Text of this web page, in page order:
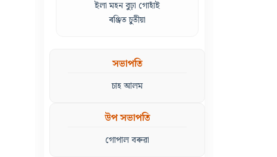
ইলা মহন বুঢ়া গোহাঁই
ৰঞ্জিত চুতীয়া
সভাপতি
চাহ আলম
উপ সভাপতি
গোপাল বৰুৱা